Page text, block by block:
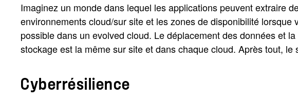
Imaginez un monde dans lequel les applications peuvent extraire
environnements cloud/sur site et les zones de disponibilité
possible dans un evolved cloud. Le déplacement des données et
stockage est la même sur site et dans chaque cloud. Après tout,
Cyberrésilience